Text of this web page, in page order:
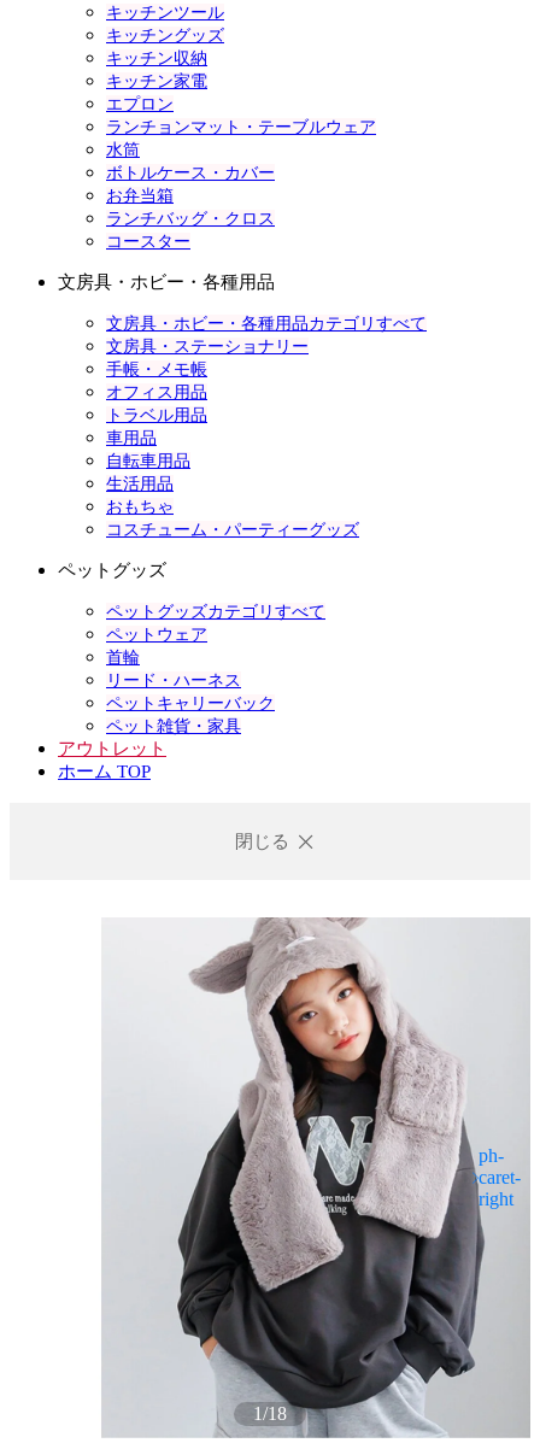
キッチンツール
キッチングッズ
キッチン収納
キッチン家電
エプロン
ランチョンマット・テーブルウェア
水筒
ボトルケース・カバー
お弁当箱
ランチバッグ・クロス
コースター
文房具・ホビー・各種用品
文房具・ホビー・各種用品カテゴリすべて
文房具・ステーショナリー
手帳・メモ帳
オフィス用品
トラベル用品
車用品
自転車用品
生活用品
おもちゃ
コスチューム・パーティーグッズ
ペットグッズ
ペットグッズカテゴリすべて
ペットウェア
首輪
リード・ハーネス
ペットキャリーバック
ペット雑貨・家具
アウトレット
ホーム TOP
閉じる
1/18